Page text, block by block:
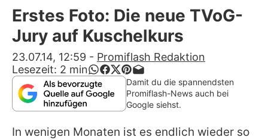
Alle Themen auf Promiflash
App runterladen
Team
Redaktionelle Richtlinien
Erstes Foto: Die neue TVoG-
Jury auf Kuschelkurs
23.07.14, 12:59 - Promiflash Redaktion
Lesezeit: 2 min
Damit du die spannendsten
Promiflash-News auch bei
Google siehst.
In wenigen Monaten ist es endlich wieder so